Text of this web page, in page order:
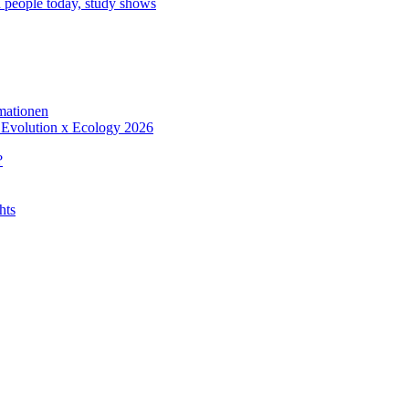
x Ecology 2026